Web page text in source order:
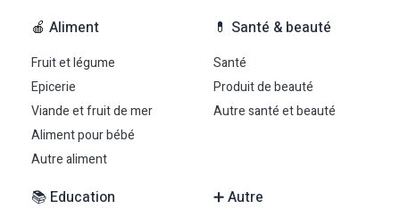
🍎 Aliment
Fruit et légume
Epicerie
Viande et fruit de mer
Aliment pour bébé
Autre aliment
💊 Santé & beauté
Santé
Produit de beauté
Autre santé et beauté
📚 Education ➕ Autre